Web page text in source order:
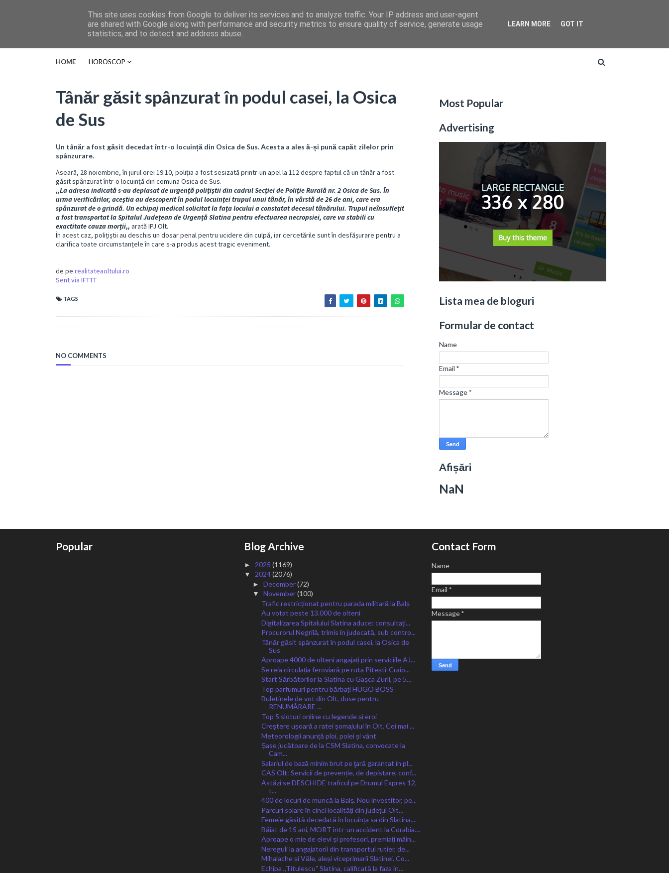
HOME HOROSCOP
Tânăr găsit spânzurat în podul casei, la Osica
de Sus
Un tânăr a fost găsit decedat într-o locuință din Osica de Sus. Acesta a ales ă-și pună capăt zilelor prin
spânzurare.
Aseară, 28 noiembrie, în jurul orei 19:10, poliția a fost sesizată printr-un apel la 112 despre faptul că un tânăr a fost
găsit spânzurat într-o locuință din comuna Osica de Sus.
,,La adresa indicată s-au deplasat de urgență polițiștii din cadrul Secției de Poliție Rurală nr. 2 Osica de Sus. În
urma verificărilor, aceștia au descoperit în podul locuinței trupul unui tânăr, în vârstă de 26 de ani, care era
spânzurat de o grindă. Un echipaj medical solicitat la fața locului a constatat decesul tânărului. Trupul neînsuflețit
a fost transportat la Spitalul Județean de Urgență Slatina pentru efectuarea necropsiei, care va stabili cu
exactitate cauza morții,, arată IPJ Olt.
În acest caz, polițiștii au deschis un dosar penal pentru ucidere din culpă, iar cercetările sunt în desfășurare pentru a
clarifica toate circumstanțele în care s-a produs acest tragic eveniment.
de pe realitateaoltului.ro
Sent via IFTTT
TAGS
NO COMMENTS
Most Popular
Advertising
Lista mea de bloguri
Formular de contact
Name
Email *
Message*
Afișări
NaN
Popular Blog Archive
► 2025 (1169)
▼ 2024(2076)
► December(72)
▼ November(100)
Trafic restricționat pentru parada militară la Balș
Au votat peste 13.000 de olteni
Digitalizarea Spitalului Slatina aduce: consultați...
Procurorul Negrilă, trimis în judecată, sub contro...
Tânăr găsit spânzurat în podul casei, la Osica de
Sus
Aproape 4000 de olteni angajați prin serviciile AJ...
Se reia circulația feroviară pe ruta Pitești-Craio...
Start Sărbătorilor la Slatina cu Gașca Zurli, pe 5...
Top parfumuri pentru bărbați HUGO BOSS
Buletinele de vot din Olt, duse pentru
RENUMĂRARE ...
Top 5 sloturi online cu legende și eroi
Creștere ușoară a ratei șomajului în Olt. Cei mai ...
Meteorologii anunță ploi, polei și vânt
Șase jucătoare de la CSM Slatina, convocate la
Cam...
Salariul de bază minim brut pe ţară garantat în pl...
CAS Olt: Servicii de prevenție, de depistare, conf...
Astăzi se DESCHIDE traficul pe Drumul Expres 12,
t...
400 de locuri de muncă la Balș. Nou investitor, pe...
Parcuri solare în cinci localități din județul Olt...
Femeie găsită decedată în locuința sa din Slatina....
Băiat de 15 ani, MORT într-un accident la Corabia....
Aproape o mie de elevi și profesori, premiați mâin...
Nereguli la angajatorii din transportul rutier, de...
Mihalache și Văle, aleși viceprimarii Slatinei. Co...
Echipa ,,Titulescuˮ Slatina, calificată la faza in...
Contact Form
Name
Email*
Message*
This site uses cookies from Google to deliver its services and to analyze traffic. Your IP address and user-agent
are shared with Google along with performance and security metrics to ensure quality of service, generate usage
statistics, and to detect and address abuse.
LEARN MORE GOT IT